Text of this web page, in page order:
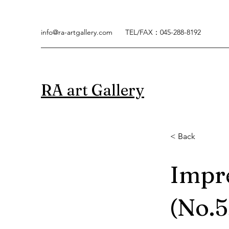
info@ra-artgallery.com TEL/FAX：045-288-8192
RA art Gallery
< Back
< Back